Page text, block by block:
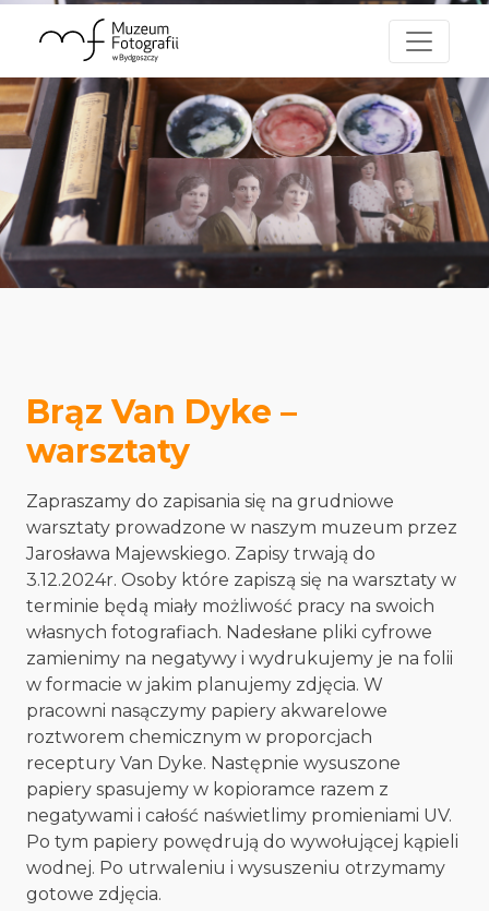
Brąz Van Dyke –
warsztaty
Zapraszamy do zapisania się na grudniowe
warsztaty prowadzone w naszym muzeum przez
Jarosława Majewskiego. Zapisy trwają do
3.12.2024r. Osoby które zapiszą się na warsztaty w
terminie będą miały możliwość pracy na swoich
własnych fotografiach. Nadesłane pliki cyfrowe
zamienimy na negatywy i wydrukujemy je na folii
w formacie w jakim planujemy zdjęcia. W
pracowni nasączymy papiery akwarelowe
roztworem chemicznym w proporcjach
receptury Van Dyke. Następnie wysuszone
papiery spasujemy w kopioramce razem z
negatywami i całość naświetlimy promieniami UV.
Po tym papiery powędrują do wywołującej kąpieli
wodnej. Po utrwaleniu i wysuszeniu otrzymamy
gotowe zdjęcia.